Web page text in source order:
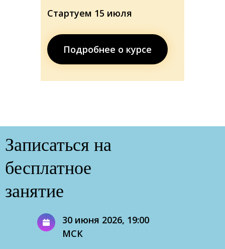
Стартуем 15 июля
Подробнее о курсе
30 июня 2026, 19:00
МСК
Записаться на
бесплатное
занятие